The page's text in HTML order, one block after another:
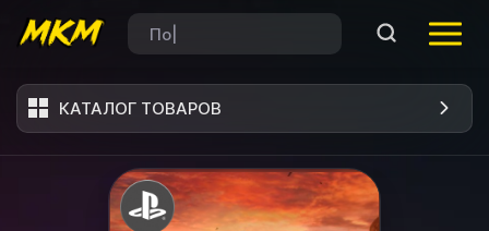
КАТАЛОГ ТОВАРОВ